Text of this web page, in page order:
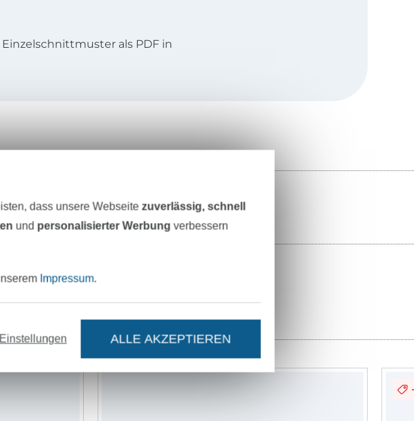
als PDF in
Englisch, Niederländisch
dazu
dass unsere Webseitezuverlässig, schnell
und personalisierter Werbung verbessern
Impressum.
Einstellungen ALLE AKZEPTIEREN